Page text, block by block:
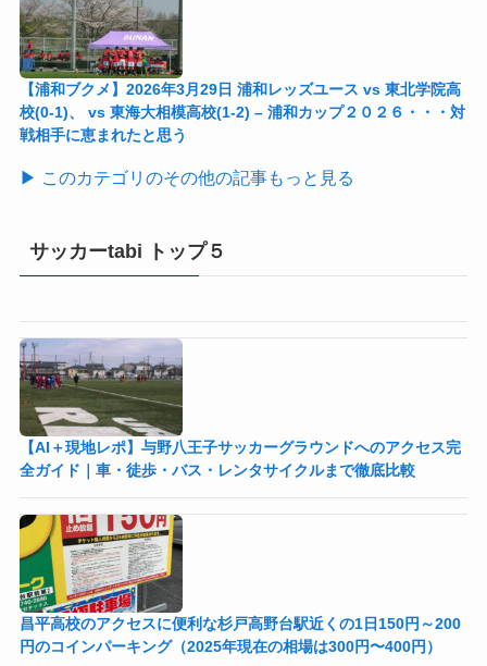
【浦和ブクメ】2026年3月29日 浦和レッズユース vs 東北学院高
校(0-1)、 vs 東海大相模高校(1-2) – 浦和カップ２０２６・・・対
戦相手に恵まれたと思う
▶ このカテゴリのその他の記事もっと見る
サッカーtabi トップ５
【AI＋現地レポ】与野八王子󠁣󠁴󠁿󠁣󠁴󠁿サッカーグラウンドへのアクセス完
全ガイド｜車・徒歩・バス・レンタサイクルまで徹底比較
昌平高校のアクセスに便利な杉戸高野台駅近くの1日150円～200
円のコインパーキング（2025年現在の相場は300円〜400円）